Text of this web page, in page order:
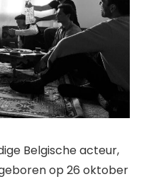
Belgische acteur,
op 26 oktober